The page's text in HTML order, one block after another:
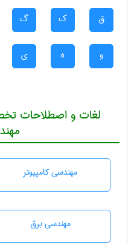
ق ک گ
و ه ی
لغات و اصطلاحات
مهندسی كامپيوتر
مهندسی برق